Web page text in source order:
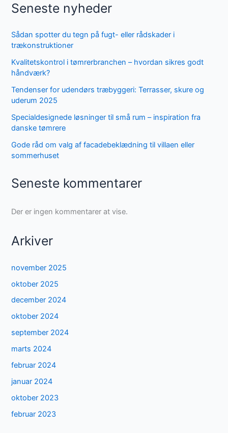
Seneste nyheder
Sådan spotter du tegn på fugt- eller rådskader i
trækonstruktioner
Kvalitetskontrol i tømrerbranchen – hvordan sikres godt
håndværk?
Tendenser for udendørs træbyggeri: Terrasser, skure og
uderum 2025
Specialdesignede løsninger til små rum – inspiration fra
danske tømrere
Gode råd om valg af facadebeklædning til villaen eller
sommerhuset
Seneste kommentarer
Der er ingen kommentarer at vise.
Arkiver
november 2025
oktober 2025
december 2024
oktober 2024
september 2024
marts 2024
februar 2024
januar 2024
oktober 2023
februar 2023